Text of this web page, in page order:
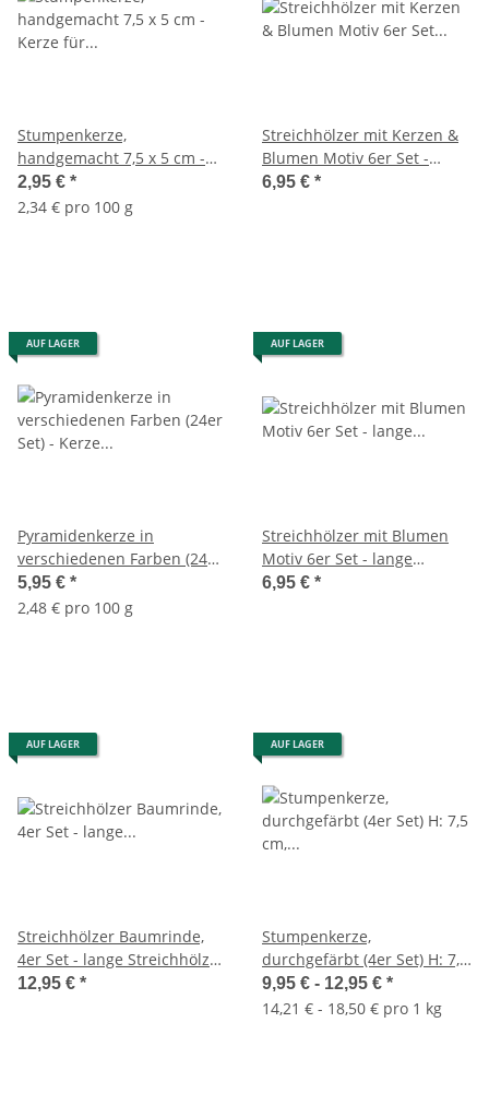
Stumpenkerze,
handgemacht 7,5 x 5 cm -
Kerze für Adventskranz,
Kerzen (versch. Farben)
2,95 € *
2,34 € pro 100 g
Streichhölzer mit Kerzen &
Blumen Motiv 6er Set -
lange Streichhölzer /
6,95 € *
AUF LAGER
Pyramidenkerze in
verschiedenen Farben (24er
Set) - Kerze für
Weihnachtsbaum, Kerzen
5,95 € *
2,48 € pro 100 g
AUF LAGER
Streichhölzer mit Blumen
Motiv 6er Set - lange
Streichhölzer / Kaminhölzer
6,95 € *
AUF LAGER
Streichhölzer Baumrinde,
4er Set - lange Streichhölzer
/ Kaminhölzer, Zündhölzer,
12,95 € *
AUF LAGER
Stumpenkerze,
durchgefärbt (4er Set) H: 7,5
cm, Kerze für Adventskranz
(versch. Farben)
9,95 € - 12,95 € *
14,21 € - 18,50 € pro 1 kg